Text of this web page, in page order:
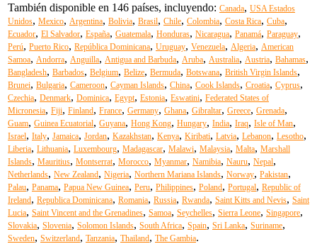
También disponible en 146 países, incluyendo: Canada, USA Estados
Unidos, Mexico, Argentina, Bolivia, Brasil, Chile, Colombia, Costa Rica, Cuba,
Ecuador, El Salvador, España, Guatemala, Honduras, Nicaragua, Panamá, Paraguay,
Perú, Puerto Rico, República Dominicana, Uruguay, Venezuela, Algeria, American
Samoa, Andorra, Anguilla, Antigua and Barbuda, Aruba, Australia, Austria, Bahamas,
Bangladesh, Barbados, Belgium, Belize, Bermuda, Botswana, British Virgin Islands,
Brunei, Bulgaria, Cameroon, Cayman Islands, China, Cook Islands, Croatia, Cyprus,
Czechia, Denmark, Dominica, Egypt, Estonia, Eswatini, Federated States of
Micronesia, Fiji, Finland, France, Germany, Ghana, Gibraltar, Greece, Grenada,
Guam, Guinea Ecuatorial, Guyana, Hong Kong, Hungary, India, Iraq, Isle of Man,
Israel, Italy, Jamaica, Jordan, Kazakhstan, Kenya, Kiribati, Latvia, Lebanon, Lesotho,
Liberia, Lithuania, Luxembourg, Madagascar, Malawi, Malaysia, Malta, Marshall
Islands, Mauritius, Montserrat, Morocco, Myanmar, Namibia, Nauru, Nepal,
Netherlands, New Zealand, Nigeria, Northern Mariana Islands, Norway, Pakistan,
Palau, Panama, Papua New Guinea, Peru, Philippines, Poland, Portugal, Republic of
Ireland, Republica Dominicana, Romania, Russia, Rwanda, Saint Kitts and Nevis, Saint
Lucia, Saint Vincent and the Grenadines, Samoa, Seychelles, Sierra Leone, Singapore,
Slovakia, Slovenia, Solomon Islands, South Africa, Spain, Sri Lanka, Suriname,
Sweden, Switzerland, Tanzania, Thailand, The Gambia.